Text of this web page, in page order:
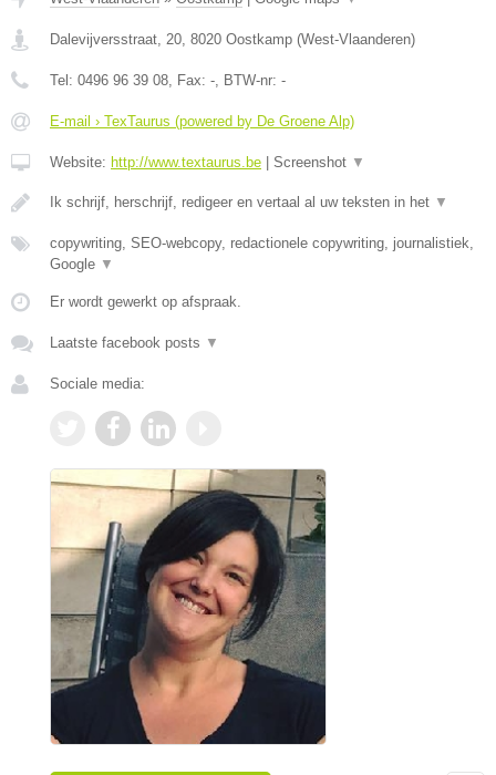
Dalevijversstraat, 20, 8020 Oostkamp (West-Vlaanderen)
Tel: 0496 96 39 08, Fax: -, BTW-nr: -
E-mail › TexTaurus (powered by De Groene Alp)
Website: http://www.textaurus.be Screenshot ▼
Ik schrijf, herschrijf, redigeer en vertaal al uw teksten in het ▼
copywriting, SEO-webcopy, redactionele copywriting, journalistiek,
Google ▼
Er wordt gewerkt op afspraak.
Laatste facebook posts ▼
Sociale media: